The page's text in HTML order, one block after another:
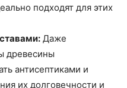
подходят для этих
Даже
древесины
антисептиками и
их долговечности и